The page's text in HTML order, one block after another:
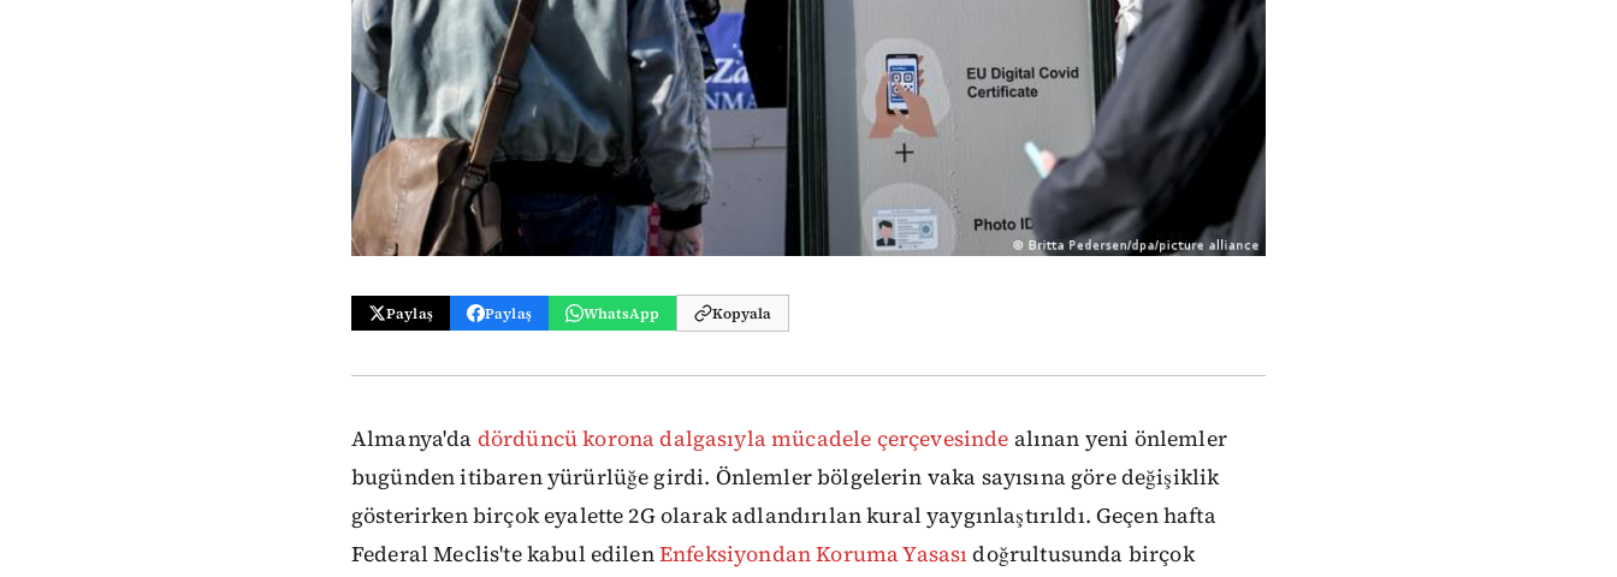
Paylaş Paylaş WhatsApp Kopyala
Almanya'da dördüncü korona dalgasıyla mücadele çerçevesinde alınan yeni önlemler
bugünden itibaren yürürlüğe girdi. Önlemler bölgelerin vaka sayısına göre değişiklik
gösterirken birçok eyalette 2G olarak adlandırılan kural yaygınlaştırıldı. Geçen hafta
Federal Meclis'te kabul edilenEnfeksiyondan Koruma Yasası doğrultusunda birçok